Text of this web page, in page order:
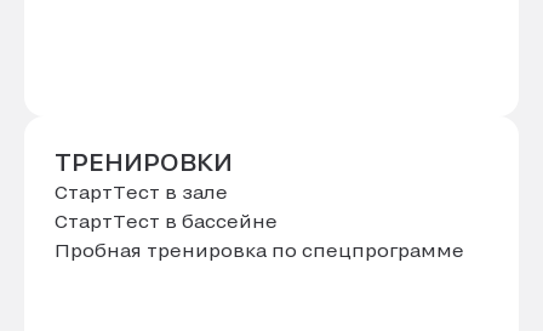
ТРЕНИРОВКИ
СтартТест в зале
СтартТест в бассейне
Пробная тренировка по спецпрограмме